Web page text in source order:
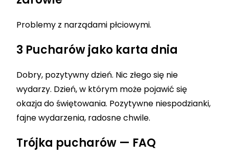
Problemy z narządami płciowymi.
3 Pucharów jako karta dnia
Dobry, pozytywny dzień. Nic złego się nie
wydarzy. Dzień, w którym może pojawić się
okazja do świętowania. Pozytywne niespodzianki,
fajne wydarzenia, radosne chwile.
Trójka pucharów — FAQ